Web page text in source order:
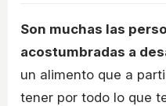
Son muchas las
acostumbradas a
un alimento que a
tener por todo lo que